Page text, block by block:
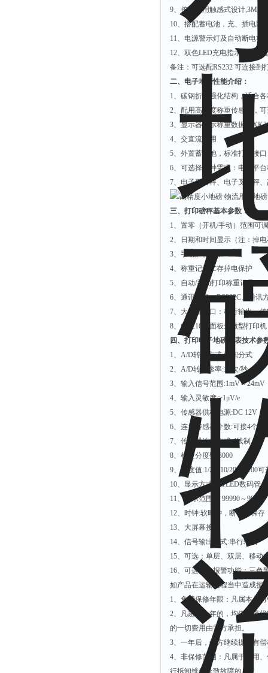
9、按键采用触感式设计,3M
10、搭配蓄电池，充、插电两
11、电源警示灯及自动断电功
12、双色LED充电指示，可清
备注：可选配RS232 可连接到
二、电子地磅性能介绍：
1、碳钢折弯强化结构，适合
2、配用高精度称重传感器，
3、显示器显示称重数据，
4、交直流两用
5、外置蓄电池，标准打印接
6、可选择多种需求：电子平
7、电子平台秤、电子叉车秤
三、打印磅秤基本参数：
1、置零（开机/手动）范围可调
2、日期和时间显示（注：掉
3、手动贮存累加
4、称重记录贮存掉电保护
5、自动/手动打印称重记录
6、通讯接口：RS232C、通讯
7、大屏幕接口：串行输出，
8、内置16列面板式微型打印
四、打印电子地磅仪表技术参
1、A/D转换方式:双积分式
2、A/D转换速率:≥5次/秒
3、输入信号范围:1mV～24mV
4、输入灵敏度:≥1μV/e
5、传感器供桥电源:DC 12V
6、连接传感器个数:可接4个
7、传感器连接方式:4线制
8、检定分度数:3000
9、分度值:1/2/5/10/20/50/100可
10、显示方式:7位LED数码管
11、显示范围:－99990～99990
12、时钟:软时钟，断电不保存
13、大屏幕接口
14、信号输出方式:串行输出
15、可选：单层、双层、移动
16、可选配：报警功能；三色
如产品在运输过程当中造成损
1、免费保修年限：凡属本公
2、凡超出一年的，均依故障
的一切费用由需方承担。
3、一年后，供方继续提供有
4、非保修范围：凡属于使用
行拆卸维修导致故障的。